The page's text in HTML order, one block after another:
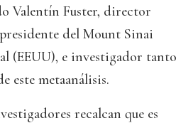
Valentín Fuster, director
del Mount Sinai
(EEUU), e investigador tanto
este metaanálisis.
recalcan que es